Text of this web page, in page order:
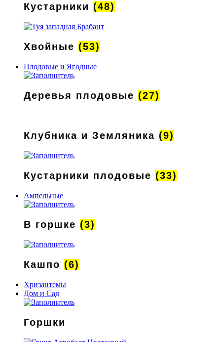
Кустарники (48)
Хвойные (53)
Плодовые и Ягодные
Деревья плодовые (27)
Клубника и Земляника (9)
Кустарники плодовые (33)
Ампельные
В горшке (3)
Кашпо (6)
Хризантемы
Дом и Сад
Горшки